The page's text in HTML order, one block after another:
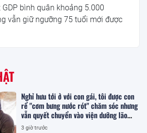
bình quân khoảng 5.000
vẫn giữ ngưỡng 75 tuổi mới được
Nghỉ hưu tới ở với con gái, tôi được con
rể "cơm bưng nước rót" chăm sóc nhưng
vẫn quyết chuyển vào viện dưỡng lão
sống
3 giờ trước